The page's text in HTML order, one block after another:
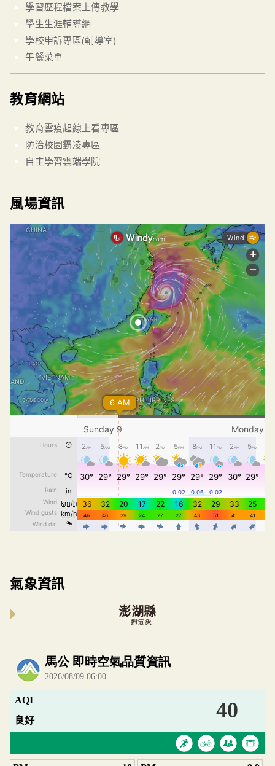
學習歷程檔案上傳教學
學生生涯輔導網
學校申訴專區(輔導室)
午餐菜單
教育網站
教育雲疫起線上看專區
防治校園霸凌專區
自主學習雲端學院
風場資訊
氣象資訊
澎湖縣
一週氣象
內嵌空氣品質小工具為視覺預覽，完整即時空